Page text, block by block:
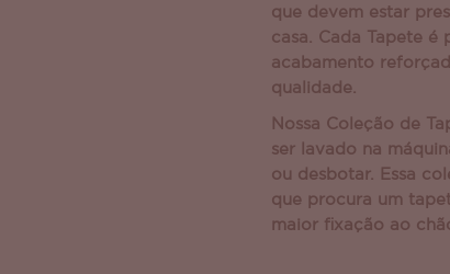
que devem estar
casa. Cada Tapete é
acabamento
qualidade.
Nossa Coleção de
ser lavado na
ou desbotar. Essa
que procura um
maior fixação ao